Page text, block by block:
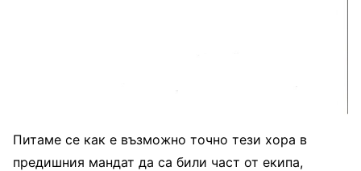
Питаме се как е възможно точно тези хора в
предишния мандат да са били част от екипа,